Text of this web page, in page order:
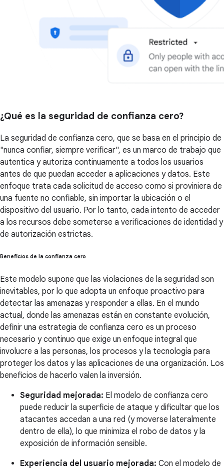
¿Qué es la seguridad de confianza cero?
La seguridad de confianza cero, que se basa en el principio de
"nunca confiar, siempre verificar", es un marco de trabajo que
autentica y autoriza continuamente a todos los usuarios
antes de que puedan acceder a aplicaciones y datos. Este
enfoque trata cada solicitud de acceso como si proviniera de
una fuente no confiable, sin importar la ubicación o el
dispositivo del usuario. Por lo tanto, cada intento de acceder
a los recursos debe someterse a verificaciones de identidad y
de autorización estrictas.
Beneficios de la confianza cero
Este modelo supone que las violaciones de la seguridad son
inevitables, por lo que adopta un enfoque proactivo para
detectar las amenazas y responder a ellas. En el mundo
actual, donde las amenazas están en constante evolución,
definir una estrategia de confianza cero es un proceso
necesario y continuo que exige un enfoque integral que
involucre a las personas, los procesos y la tecnología para
proteger los datos y las aplicaciones de una organización. Los
beneficios de hacerlo valen la inversión.
Seguridad mejorada: El modelo de confianza cero
puede reducir la superficie de ataque y dificultar que los
atacantes accedan a una red (y moverse lateralmente
dentro de ella), lo que minimiza el robo de datos y la
exposición de información sensible.
Experiencia del usuario mejorada: Con el modelo de